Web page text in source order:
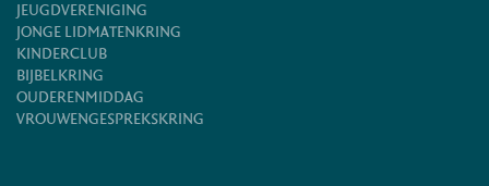
JEUGDVERENIGING
JONGE LIDMATENKRING
KINDERCLUB
BIJBELKRING
OUDERENMIDDAG
VROUWENGESPREKSKRING